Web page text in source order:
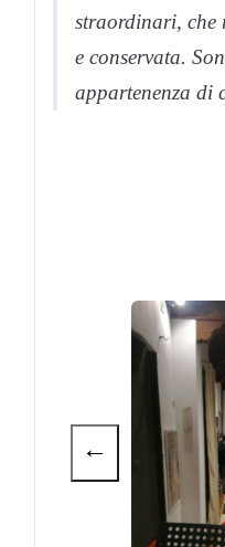
straordinari, che
e conservata.
appartenenza di
←